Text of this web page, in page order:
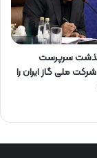
سرپرست
ملی گاز ایران را